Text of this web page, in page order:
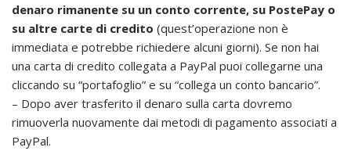
denaro rimanente su un conto corrente, su PostePay o
su altre carte di credito (quest’operazione non è
immediata e potrebbe richiedere alcuni giorni). Se non hai
una carta di credito collegata a PayPal puoi collegarne una
cliccando su “portafoglio” e su “collega un conto bancario”.
– Dopo aver trasferito il denaro sulla carta dovremo
rimuoverla nuovamente dai metodi di pagamento associati a
PayPal.